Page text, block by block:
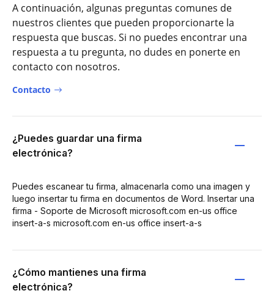
A continuación, algunas preguntas comunes de
nuestros clientes que pueden proporcionarte la
respuesta que buscas. Si no puedes encontrar una
respuesta a tu pregunta, no dudes en ponerte en
contacto con nosotros.
Contacto
¿Puedes guardar una firma
electrónica?
Puedes escanear tu firma, almacenarla como una imagen y
luego insertar tu firma en documentos de Word. Insertar una
firma - Soporte de Microsoft microsoft.com en-us office
insert-a-s microsoft.com en-us office insert-a-s
¿Cómo mantienes una firma
electrónica?